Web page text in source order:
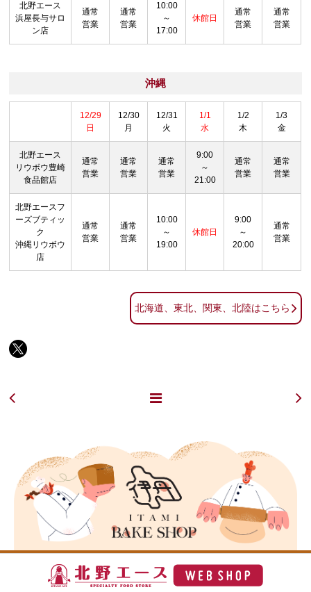
北野エース
浜屋長与サロ
ン店
通常
営業
通常
営業
10:00
～
17:00
休館日
通常
営業
通常
営業
沖縄
12/29
日
12/30
月
12/31
火
1/1
水
1/2
木
1/3
金
北野エース
リウボウ豊崎
食品館店
通常
営業
通常
営業
通常
営業
9:00
～
21:00
通常
営業
通常
営業
北野エースフ
ーズブティッ
ク
沖縄リウボウ
店
通常
営業
通常
営業
10:00
～
19:00
休館日
9:00
～
20:00
通常
営業
北海道、東北、関東、北陸はこちら